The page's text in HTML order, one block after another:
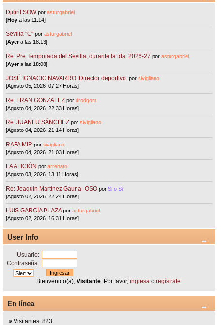
Djibril SOW porasturgabriel
[Hoy a las 11:14]
Sevilla "C"porasturgabriel
[Ayera las 18:13]
Re: Pre Temporada del Sevilla, durante la tda. 2026-27 porasturgabriel
[Ayera las 18:08]
JOSÉ IGNACIO NAVARRO. Director deportivo. porsivigliano
[Agosto 05, 2026, 07:27 Horas]
Re: FRAN GONZÁLEZ pordrodgom
[Agosto 04, 2026, 22:33 Horas]
Re: JUANLU SÁNCHEZ porsivigliano
[Agosto 04, 2026, 21:14 Horas]
RAFA MIR porsivigliano
[Agosto 04, 2026, 21:03 Horas]
LA AFICIÓN porarrebato
[Agosto 03, 2026, 13:11 Horas]
Re: Joaquín Martínez Gauna- OSO porSi o Si
[Agosto 02, 2026, 22:24 Horas]
LUIS GARCÍA PLAZA porasturgabriel
[Agosto 02, 2026, 16:31 Horas]
User Info
Usuario:
Contraseña:
Bienvenido(a), Visitante. Por favor, ingresao regístrate.
En línea
Visitantes: 823